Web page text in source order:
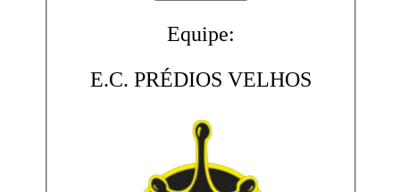
Equipe:
E.C. PRÉDIOS VELHOS